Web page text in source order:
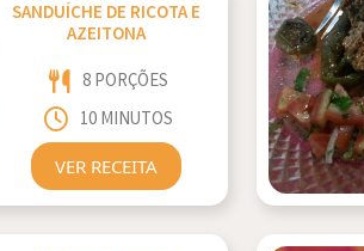
SANDUÍCHE DE RICOTA E
AZEITONA
8 PORÇÕES
10 MINUTOS
VER RECEITA